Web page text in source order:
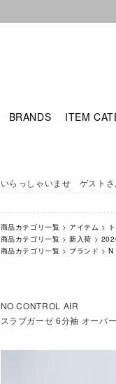
BRANDS ITEM
いらっしゃいませ ゲストさ
商品カテゴリ一覧 > アイテム >
商品カテゴリ一覧 >新入荷 >
商品カテゴリ一覧 > ブランド >N
NO CONTROL AIR
スラブガーゼ 6分袖 オーバ